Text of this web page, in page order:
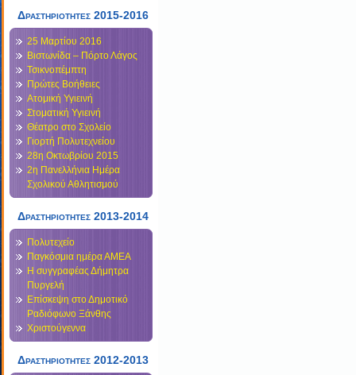
Δραστηριότητες 2015-2016
25 Μαρτίου 2016
Βιστωνίδα – Πόρτο Λάγος
Τσικνοπέμπτη
Πρώτες Βοήθειες
Ατομική Υγιεινή
Στοματική Υγιεινή
Θέατρο στο Σχολείο
Γιορτή Πολυτεχνείου
28η Οκτωβρίου 2015
2η Πανελλήνια Ημέρα
Σχολικού Αθλητισμού
Δραστηριότητες 2013-2014
Πολυτεχείο
Παγκόσμια ημέρα ΑΜΕΑ
Η συγγραφέας Δήμητρα
Πυργελή
Επίσκεψη στο Δημοτικό
Ραδιόφωνο Ξάνθης
Χριστούγεννα
Δραστηριοτητες 2012-2013